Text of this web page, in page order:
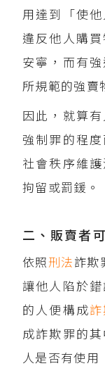
用達到「使
違反他人購
安寧，而有
所規範的強賣
因此，就算
強制罪的程
社會秩序維
拘留或罰鍰。
二、販賣者
依照刑法詐欺
讓他人陷於
的人便構成
成詐欺罪的
人是否有使用